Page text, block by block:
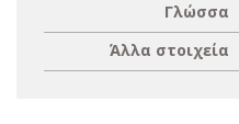
Γλώσσα
Άλλα στοιχεία